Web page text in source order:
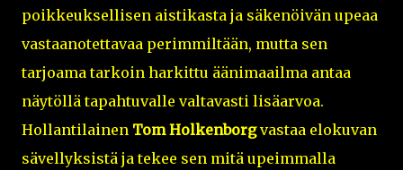
poikkeuksellisen aistikasta ja säkenöivän upeaa
vastaanotettavaa perimmiltään, mutta sen
tarjoama tarkoin harkittu äänimaailma antaa
näytöllä tapahtuvalle valtavasti lisäarvoa.
Hollantilainen Tom Holkenborgvastaa elokuvan
sävellyksistä ja tekee sen mitä upeimmalla